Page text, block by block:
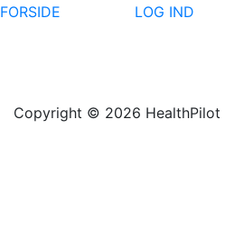
FORSIDE
LOG IND
Copyright © 2026 HealthPilot